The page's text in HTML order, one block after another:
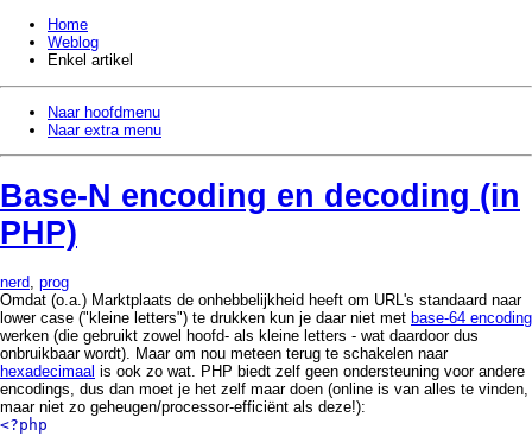
Home
Weblog
Enkel artikel
Naar hoofdmenu
Naar extra menu
Base-N encoding en decoding (in
PHP)
nerd, prog
Omdat (o.a.) Marktplaats de onhebbelijkheid heeft om URL's standaard naar
lower case ("kleine letters") te drukken kun je daar niet met base-64 encoding
werken (die gebruikt zowel hoofd- als kleine letters - wat daardoor dus
onbruikbaar wordt). Maar om nou meteen terug te schakelen naar
hexadecimaal is ook zo wat. PHP biedt zelf geen ondersteuning voor andere
encodings, dus dan moet je het zelf maar doen (online is van alles te vinden,
maar niet zo geheugen/processor-efficiënt als deze!):
<?php